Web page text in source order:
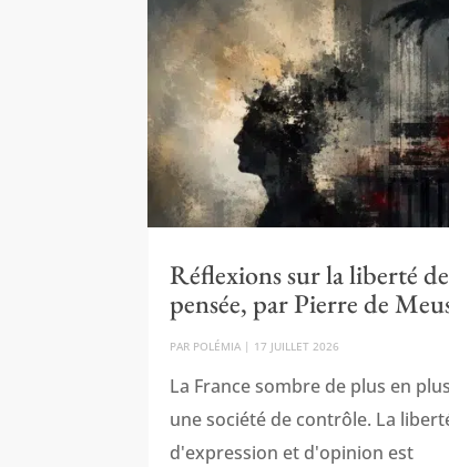
Réflexions sur la liberté de
pensée, par Pierre de
PAR POLÉMIA | 17 JUILLET 2026
La France sombre de plus en
une société de contrôle. La
d'expression et d'opinion est